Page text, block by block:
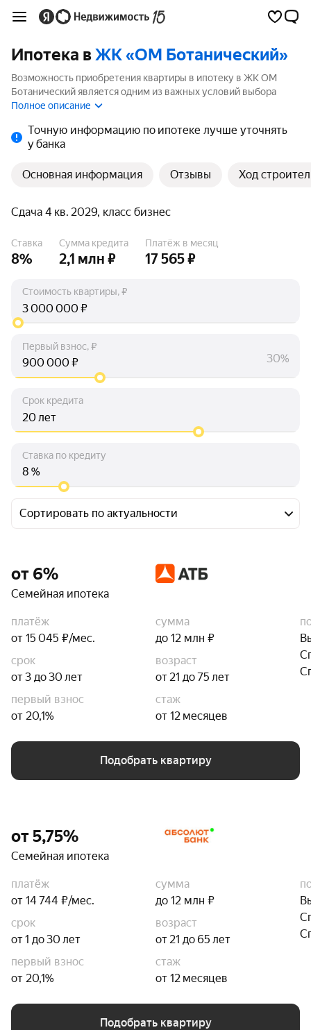
Ипотека вЖК «ОМ Ботанический»
Возможность приобретения квартиры в ипотеку в ЖК ОМ
Ботанический является одним из важных условий выбора
квартиры. На странице мы собрали программы кредитования
Полное описание
Точную информацию по ипотеке лучше уточнять
у банка
Основная информация Отзывы Ход
Сдача 4 кв. 2029, класс бизнес
Ставка
8%
Сумма кредита
2,1 млн ₽
Платёж в месяц
17 565 ₽
Стоимость квартиры, ₽
₽
Первый взнос, ₽
₽ 30%
Срок кредита
лет
Ставка по кредиту
%
Сортировать по актуальности
от 6%
Семейная ипотека
платёж
от 15 045 ₽/мес.
сумма
до 12 млн ₽
срок
от 3 до 30 лет
возраст
от 21 до 75 лет
первый взнос
от 20,1%
стаж
от 12 месяцев
Подобрать квартиру
от 5,75%
Семейная ипотека
платёж
от 14 744 ₽/мес.
сумма
до 12 млн ₽
срок
от 1 до 30 лет
возраст
от 21 до 65 лет
первый взнос
от 20,1%
стаж
от 12 месяцев
Подобрать квартиру